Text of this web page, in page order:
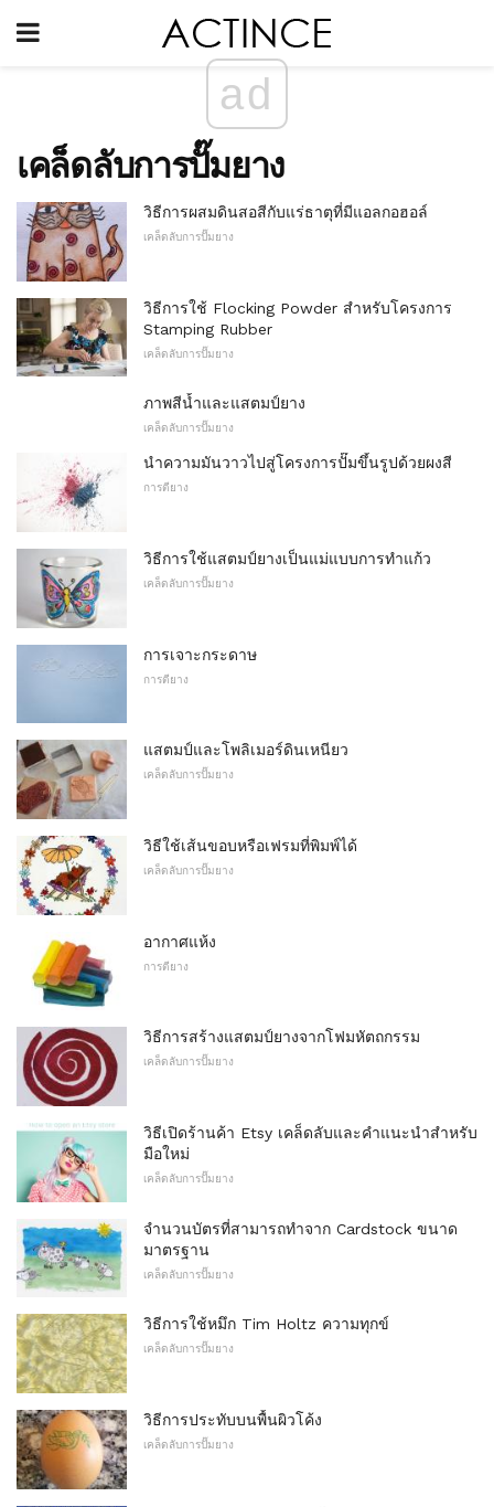
ad
เคล็ดลับการปั๊มยาง
วิธีการผสมดินสอสีกับแร่ธาตุที่มีแอลกอฮอล์
เคล็ดลับการปั๊มยาง
วิธีการใช้ Flocking Powder สำหรับโครงการ
Stamping Rubber
เคล็ดลับการปั๊มยาง
ภาพสีน้ำและแสตมป์ยาง
เคล็ดลับการปั๊มยาง
นำความมันวาวไปสู่โครงการปั๊มขึ้นรูปด้วยผงสี
การตียาง
วิธีการใช้แสตมป์ยางเป็นแม่แบบการทำแก้ว
เคล็ดลับการปั๊มยาง
การเจาะกระดาษ
การตียาง
แสตมป์และโพลิเมอร์ดินเหนียว
เคล็ดลับการปั๊มยาง
วิธีใช้เส้นขอบหรือเฟรมที่พิมพ์ได้
เคล็ดลับการปั๊มยาง
อากาศแห้ง
การตียาง
วิธีการสร้างแสตมป์ยางจากโฟมหัตถกรรม
เคล็ดลับการปั๊มยาง
วิธีเปิดร้านค้า Etsy เคล็ดลับและคำแนะนำสำหรับ
มือใหม่
เคล็ดลับการปั๊มยาง
จำนวนบัตรที่สามารถทำจาก Cardstock ขนาด
มาตรฐาน
เคล็ดลับการปั๊มยาง
วิธีการใช้หมึก Tim Holtz ความทุกข์
เคล็ดลับการปั๊มยาง
วิธีการประทับบนพื้นผิวโค้ง
เคล็ดลับการปั๊มยาง